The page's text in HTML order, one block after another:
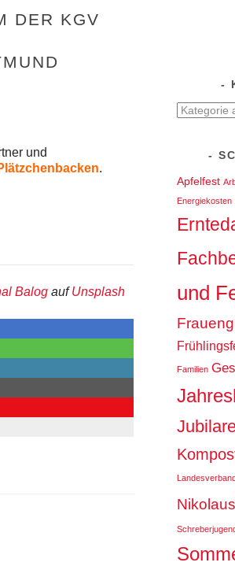
DER KGV
und
.
Balog aufUnsplash
Kategorien
Apfelfest
Energiekosten
und
Familien
Landesverband
Nikolaus